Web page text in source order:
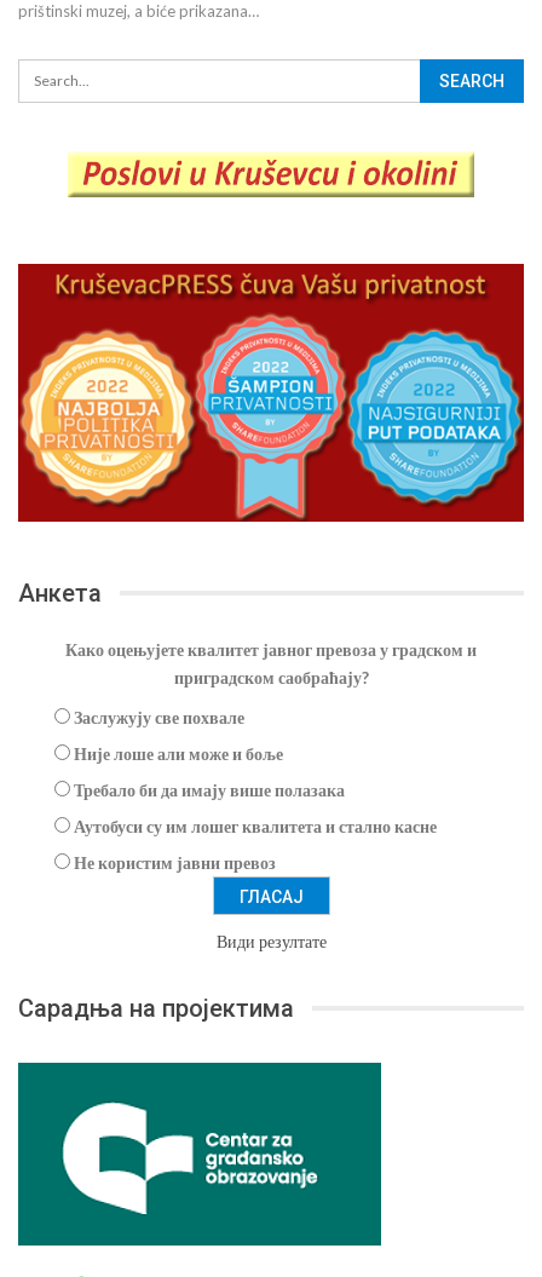
prištinski muzej, a biće prikazana…
Анкета
Како оцењујете квалитет јавног превоза у градском и
приградском саобраћају?
Заслужују све похвале
Није лоше али може и боље
Требало би да имају више полазака
Аутобуси су им лошег квалитета и стално касне
Не користим јавни превоз
Види резултате
Сарадња на пројектима